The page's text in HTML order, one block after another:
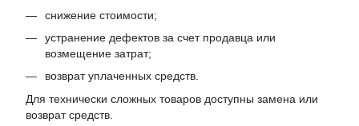
снижение стоимости;
устранение дефектов за счет продавца или
возмещение затрат;
возврат уплаченных средств.
Для технически сложных товаров доступны замена или
возврат средств.